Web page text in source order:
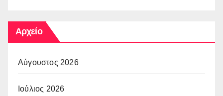
Αρχείο
Αύγουστος 2026
Ιούλιος 2026